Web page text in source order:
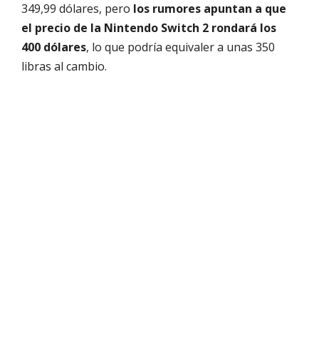
349,99 dólares, pero los rumores apuntan a que
el precio de la Nintendo Switch 2 rondará los
400 dólares, lo que podría equivaler a unas 350
libras al cambio.